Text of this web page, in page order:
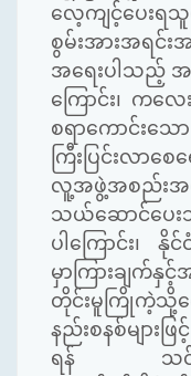
လေ့ကျင့်ပေး
စွမ်းအားအရ
အရေးပါသည့် အခ
ကြောင်း၊ ကလေ
စရာကောင်း
ကြီးပြင်း
လူ့အဖွဲ့အစည်း
သယ်ဆောင်ပေးသွ
ပါကြောင်း၊
မှာကြားချ
တိုင်းမူကြိုကဲ့သို့ကျ
နည်းစနစ်များ
ရန် သင်ခန်း